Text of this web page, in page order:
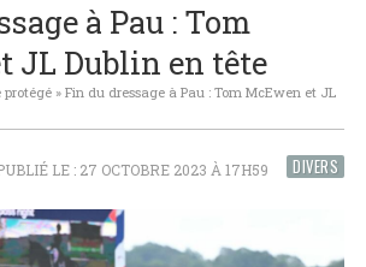
23 Janvier 2027 !
à Pau : Tom
JL Dublin en tête
protégé» Fin du dressage à Pau : Tom McEwen et JL
DIVERS
LE : 27 OCTOBRE 2023 À 17H59